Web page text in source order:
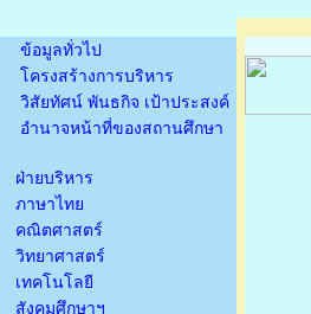
ข้อมูลทั่วไป
โครงสร้างการบริหาร
วิสัยทัศน์ พันธกิจ เป้าประสงค์
อำนาจหน้าที่ของสถานศึกษา
ฝ่ายบริหาร
ภาษาไทย
คณิตศาสตร์
วิทยาศาสตร์
เทคโนโลยี
สังคมศึกษาฯ